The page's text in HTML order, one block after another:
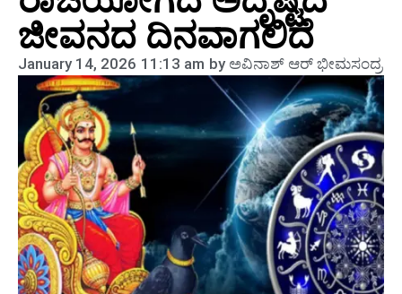
ಜೀವನದ ದಿನವಾಗಲಿದೆ
January 14, 2026 11:13 am byಅವಿನಾಶ್‌ ಆರ್‌ ಭೀಮಸಂದ್ರ